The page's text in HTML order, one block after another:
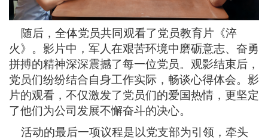
随后，全体党员共同观看了党员教育片《淬
火》。影片中，军人在艰苦环境中磨砺意志、奋勇
拼搏的精神深深震撼了每一位党员。观影结束后，
党员们纷纷结合自身工作实际，畅谈心得体会。影
片的观看，不仅激发了党员们的爱国热情，更坚定
了他们为公司发展不懈奋斗的决心。
活动的最后一项议程是以党支部为引领，牵头